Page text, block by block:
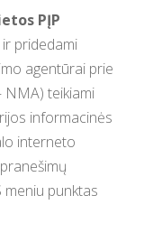
PĮP
pridedami
agentūrai prie
NMA) teikiami
informacinės
interneto
punktas